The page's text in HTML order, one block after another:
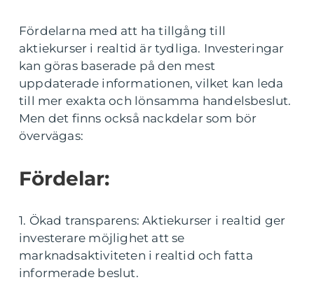
Fördelarna med att ha tillgång till
aktiekurser i realtid är tydliga. Investeringar
kan göras baserade på den mest
uppdaterade informationen, vilket kan leda
till mer exakta och lönsamma handelsbeslut.
Men det finns också nackdelar som bör
övervägas:
Fördelar:
1. Ökad transparens: Aktiekurser i realtid ger
investerare möjlighet att se
marknadsaktiviteten i realtid och fatta
informerade beslut.